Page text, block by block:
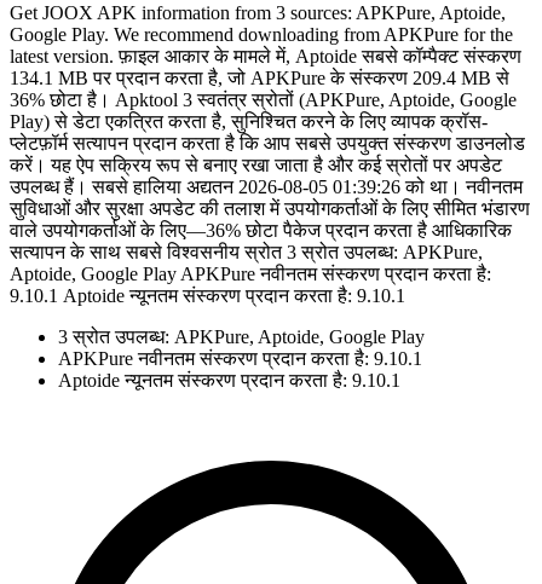
Get JOOX APK information from 3 sources: APKPure, Aptoide,
Google Play. We recommend downloading from APKPure for the
latest version. फ़ाइल आकार के मामले में, Aptoide सबसे कॉम्पैक्ट संस्करण
134.1 MB पर प्रदान करता है, जो APKPure के संस्करण 209.4 MB से
36% छोटा है। Apktool 3 स्वतंत्र स्रोतों (APKPure, Aptoide, Google
Play) से डेटा एकत्रित करता है, सुनिश्चित करने के लिए व्यापक क्रॉस-
प्लेटफ़ॉर्म सत्यापन प्रदान करता है कि आप सबसे उपयुक्त संस्करण डाउनलोड
करें। यह ऐप सक्रिय रूप से बनाए रखा जाता है और कई स्रोतों पर अपडेट
उपलब्ध हैं। सबसे हालिया अद्यतन 2026-08-05 01:39:26 को था। नवीनतम
सुविधाओं और सुरक्षा अपडेट की तलाश में उपयोगकर्ताओं के लिए सीमित भंडारण
वाले उपयोगकर्ताओं के लिए—36% छोटा पैकेज प्रदान करता है आधिकारिक
सत्यापन के साथ सबसे विश्वसनीय स्रोत 3 स्रोत उपलब्ध: APKPure,
Aptoide, Google Play APKPure नवीनतम संस्करण प्रदान करता है:
9.10.1 Aptoide न्यूनतम संस्करण प्रदान करता है: 9.10.1
3 स्रोत उपलब्ध: APKPure, Aptoide, Google Play
APKPure नवीनतम संस्करण प्रदान करता है: 9.10.1
Aptoide न्यूनतम संस्करण प्रदान करता है: 9.10.1